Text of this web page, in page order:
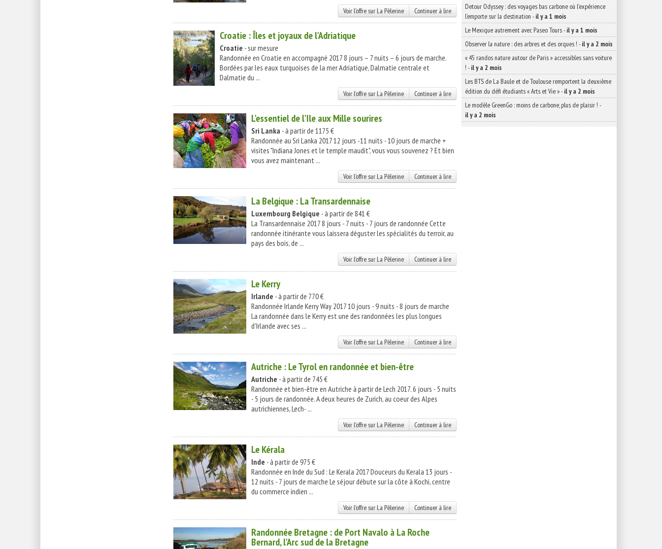
Voir l'offre sur La Pèlerine Continuer à lire
Croatie : Îles et joyaux de l'Adriatique
Croatie - sur mesure
Randonnée en Croatie en accompagné 2017 8 jours – 7 nuits – 6 jours de marche.
Bordées par les eaux turquoises de la mer Adriatique, Dalmatie centrale et
Dalmatie du ...
Voir l'offre sur La Pèlerine Continuer à lire
L'essentiel de l'Ile aux Mille sourires
Sri Lanka - à partir de 1175 €
Randonnée au Sri Lanka 2017 12 jours -11 nuits - 10 jours de marche +
visites "Indiana Jones et le temple maudit", vous vous souvenez ? Et bien
vous avez maintenant ...
Voir l'offre sur La Pèlerine Continuer à lire
La Belgique : La Transardennaise
Luxembourg Belgique - à partir de 841 €
La Transardennaise 2017 8 jours - 7 nuits - 7 jours de randonnée Cette
randonnée itinérante vous laissera déguster les spécialités du terroir, au
pays des bois, de ...
Voir l'offre sur La Pèlerine Continuer à lire
Le Kerry
Irlande - à partir de 770 €
Randonnée Irlande Kerry Way 2017 10 jours - 9 nuits - 8 jours de marche
La randonnée dans le Kerry est une des randonnées les plus longues
d'Irlande avec ses ...
Voir l'offre sur La Pèlerine Continuer à lire
Autriche : Le Tyrol en randonnée et bien-être
Autriche - à partir de 745 €
Randonnée et bien-être en Autriche à partir de Lech 2017. 6 jours - 5 nuits
- 5 jours de randonnée. A deux heures de Zurich, au coeur des Alpes
autrichiennes, Lech- ...
Voir l'offre sur La Pèlerine Continuer à lire
Le Kérala
Inde - à partir de 975 €
Randonnée en Inde du Sud : Le Kerala 2017 Douceurs du Kerala 13 jours -
12 nuits - 7 jours de marche Le séjour débute sur la côte à Kochi, centre
du commerce indien ...
Voir l'offre sur La Pèlerine Continuer à lire
Randonnée Bretagne : de Port Navalo à La Roche
Bernard, l'Arc sud de la Bretagne
Detour Odyssey : des voyages bas carbone où l’expérience
l’emporte sur la destination -il y a 1 mois
Le Mexique autrement avec Paseo Tours-il y a 1 mois
Observer la nature : des arbres et des orques ! -il y a 2 mois
« 45 randos nature autour de Paris » accessibles sans voiture
! -il y a 2 mois
Les BTS de La Baule et de Toulouse remportent la deuxième
édition du défi étudiants « Arts et Vie »-il y a 2 mois
Le modèle GreenGo : moins de carbone, plus de plaisir ! -
il y a 2 mois